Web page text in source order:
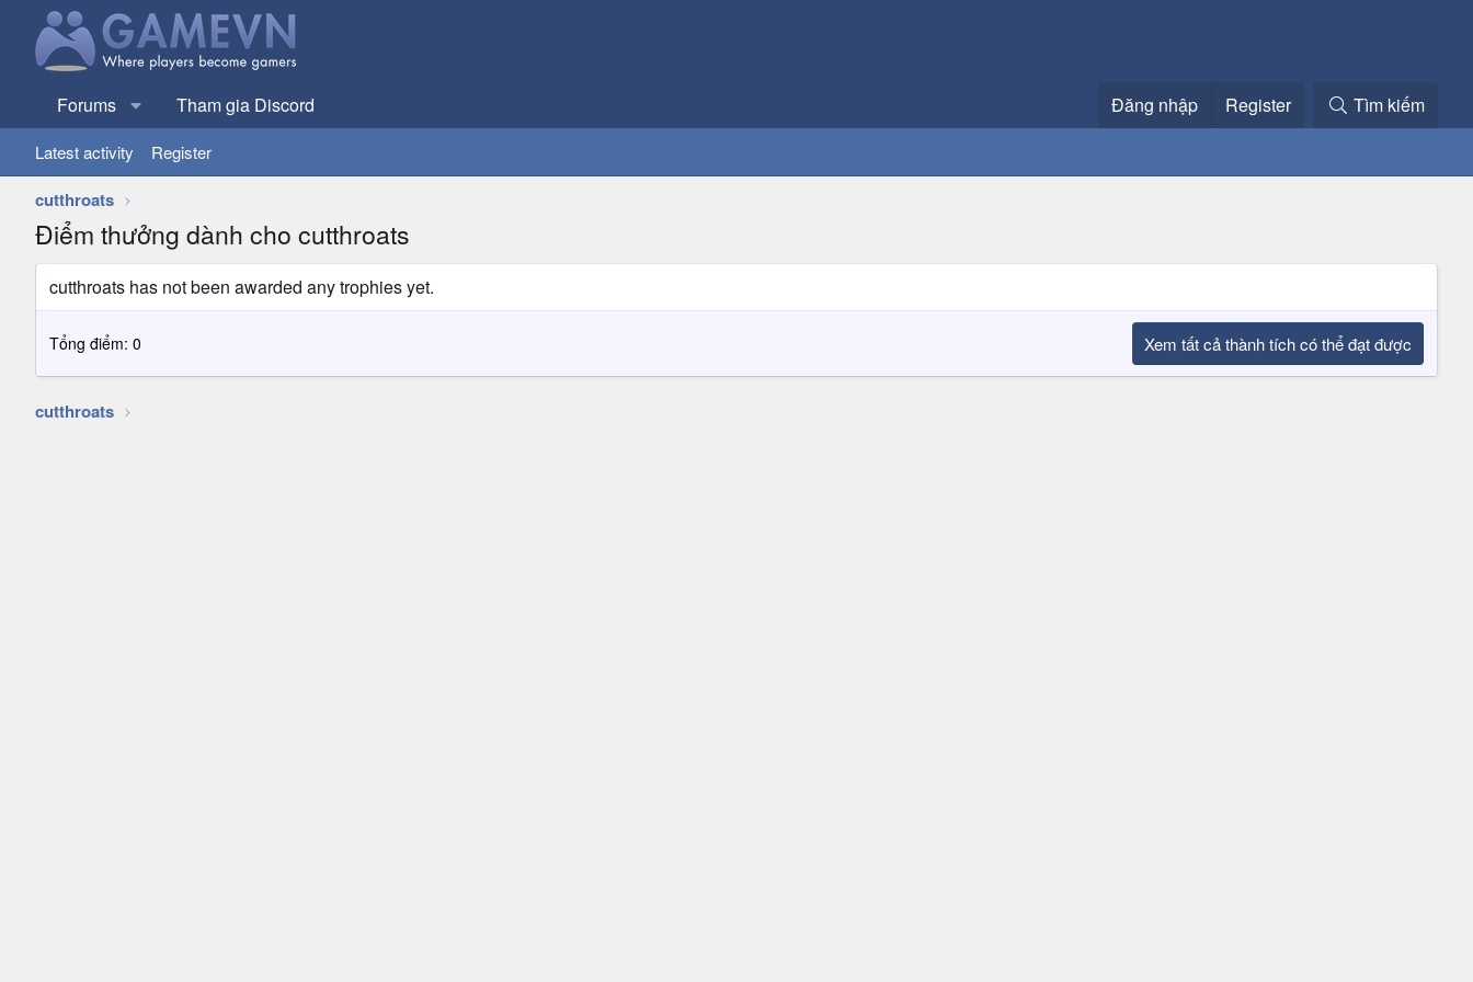
Forums Tham gia Discord Đăng nhập Register Tìm kiếm
Latest activity Register
cutthroats
Điểm thưởng dành cho cutthroats
cutthroats has not been awarded any trophies yet.
Tổng điểm: 0 Xem tất cả thành tích có thể đạt được
cutthroats